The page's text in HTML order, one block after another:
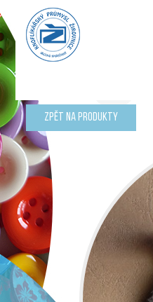
Zpět na produkty